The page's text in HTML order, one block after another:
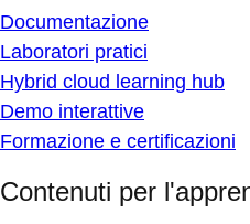
Documentazione
Laboratori pratici
Hybrid cloud learning hub
Demo interattive
Formazione e certificazioni
Contenuti per